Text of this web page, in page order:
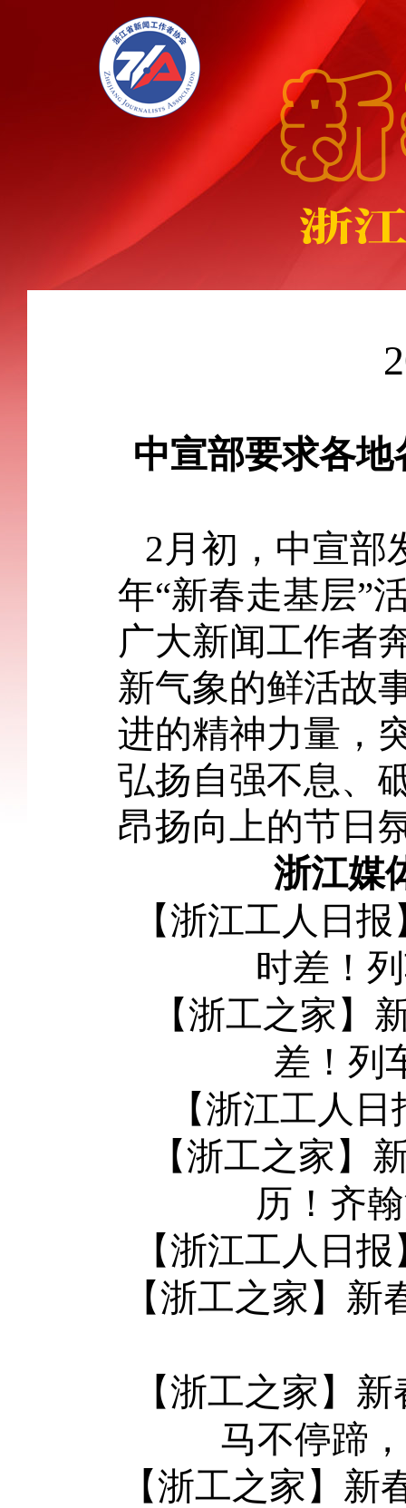
中宣部要求各
2月初，中宣部
年“新春走基层”
广大新闻工作者
新气象的鲜活故
进的精神力量，
弘扬自强不息、
昂扬向上的节日
浙江媒
【浙江工人日
时差！
【浙工之家】
差！列
【浙江工人
【浙工之家】
历！齐
【浙江工人日
【浙工之家】
【浙工之家】
马不停蹄
【浙工之家】新